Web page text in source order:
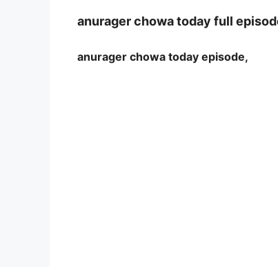
anurager chowa today full
anurager chowa today episode,